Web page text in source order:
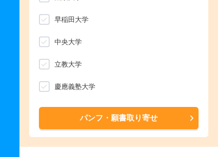
早稲田大学
中央大学
立教大学
慶應義塾大学
パンフ・願書取り寄せ